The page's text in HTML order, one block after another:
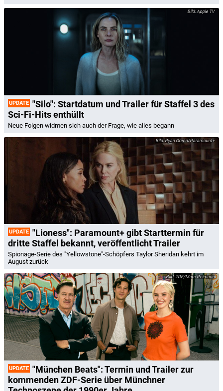
Apple TV
UPDATE "Silo": Startdatum und Trailer für Staffel 3 des
Sci-Fi-Hits enthüllt
Neue Folgen widmen sich auch der Frage, wie alles begann
Ryan Green/Paramount+
UPDATE "Lioness": Paramount+ gibt Starttermin für
dritte Staffel bekannt, veröffentlicht Trailer
Spionage-Serie des "Yellowstone"-Schöpfers Taylor Sheridan kehrt im
August zurück
ZDF/Marc Reimann
UPDATE "München Beats": Termin und Trailer zur
kommenden ZDF-Serie über Münchner